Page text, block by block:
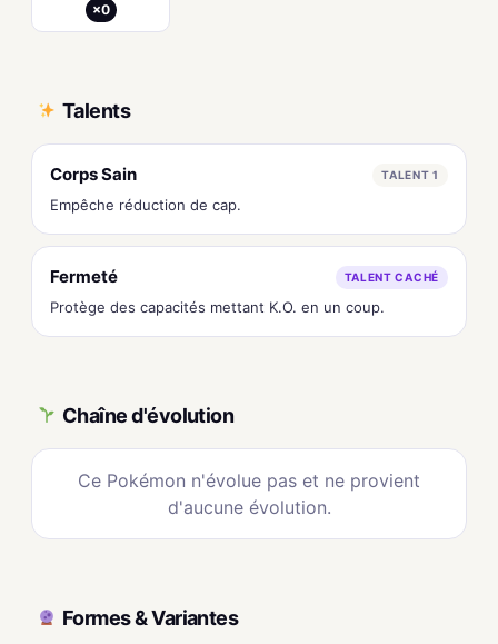
×0
Talents
Corps Sain TALENT 1
Empêche réduction de cap.
Fermeté TALENT CACHÉ
Protège des capacités mettant K.O. en un coup.
Chaîne d'évolution
Ce Pokémon n'évolue pas et ne provient
d'aucune évolution.
Formes & Variantes